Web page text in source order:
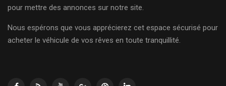
pour mettre des annonces sur notre site.
Nous espérons que vous apprécierez cet espace sécurisé pour
acheter le véhicule de vos rêves en toute tranquillité.